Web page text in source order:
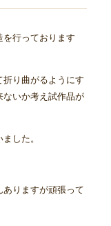
を行っております
り曲がるようにす
ないか考え試作品が
した。
りますが頑張って